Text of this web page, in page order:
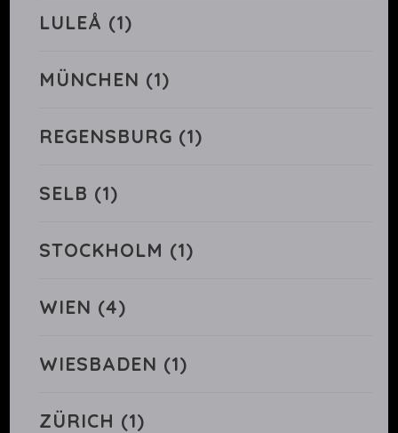
LULEÅ (1)
MÜNCHEN (1)
REGENSBURG (1)
SELB (1)
STOCKHOLM (1)
WIEN (4)
WIESBADEN (1)
ZÜRICH (1)